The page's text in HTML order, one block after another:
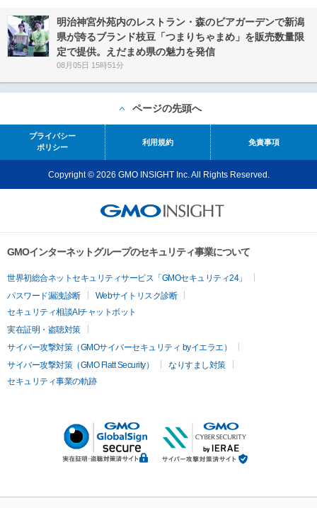
明治神宮外苑内のレストラン・森のビアガーデンで新潟
県が誇るブランド枝豆「つまりちゃまめ」を販売数量限
定で提供。えだまめ県の魅力を発信
08月05日 15時51分
ページの先頭へ
プライバシー
ポリシー
利用規約 免責事項
Copyright © 2026 GMO INSIGHT Inc. All Rights Reserved.
GMOインターネットグループのセキュリティ事業について
世界初総合ネットセキュリティサービス「GMOセキュリティ24」
パスワード漏洩診断
Webサイトリスク診断
セキュリティ相談AIチャットボット
実在証明・盗聴対策
サイバー攻撃対策（GMOサイバーセキュリティ byイエラエ）
サイバー攻撃対策（GMO Flatt Security）
なりすまし対策
セキュリティ事業の軌跡